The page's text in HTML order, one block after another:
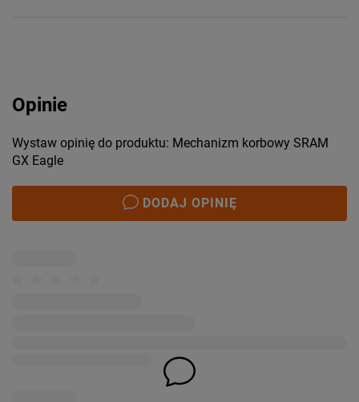
Opinie
Wystaw opinię do produktu: Mechanizm korbowy SRAM
GX Eagle
DODAJ OPINIĘ